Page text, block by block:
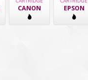
CANON EPSON